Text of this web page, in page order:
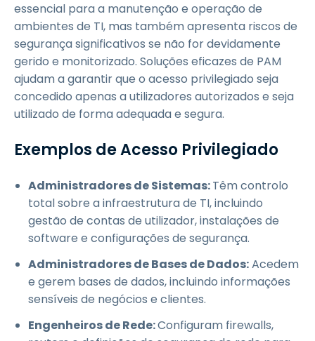
essencial para a manutenção e operação de
ambientes de TI, mas também apresenta riscos de
segurança significativos se não for devidamente
gerido e monitorizado. Soluções eficazes de PAM
ajudam a garantir que o acesso privilegiado seja
concedido apenas a utilizadores autorizados e seja
utilizado de forma adequada e segura.
Exemplos de Acesso Privilegiado
Administradores de Sistemas:Têm controlo
total sobre a infraestrutura de TI, incluindo
gestão de contas de utilizador, instalações de
software e configurações de segurança.
Administradores de Bases de Dados:Acedem
e gerem bases de dados, incluindo informações
sensíveis de negócios e clientes.
Engenheiros de Rede:Configuram firewalls,